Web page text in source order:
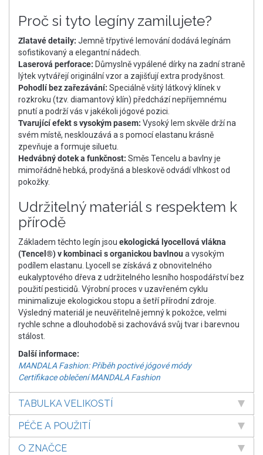
Proč si tyto legíny zamilujete?
Zlatavé detaily: Jemně třpytivé lemování dodává legínám
sofistikovaný a elegantní nádech.
Laserová perforace: Důmyslně vypálené dírky na zadní straně
lýtek vytvářejí originální vzor a zajišťují extra prodyšnost.
Pohodlí bez zařezávání: Speciálně všitý látkový klínek v
rozkroku (tzv. diamantový klín) předchází nepříjemnému
pnutí a podrží vás v jakékoli jógové pozici.
Tvarující efekt s vysokým pasem: Vysoký lem skvěle drží na
svém místě, nesklouzává a s pomocí elastanu krásně
zpevňuje a formuje siluetu.
Hedvábný dotek a funkčnost: Směs Tencelu a bavlny je
mimořádně hebká, prodyšná a bleskově odvádí vlhkost od
pokožky.
Udržitelný materiál s respektem k
přírodě
Základem těchto legín jsou ekologická lyocellová vlákna
(Tencel®) v kombinaci s organickou bavlnou a vysokým
podílem elastanu. Lyocell se získává z obnovitelného
eukalyptového dřeva z udržitelného lesního hospodářství bez
použití pesticidů. Výrobní proces v uzavřeném cyklu
minimalizuje ekologickou stopu a šetří přírodní zdroje.
Výsledný materiál je neuvěřitelně jemný k pokožce, velmi
rychle schne a dlouhodobě si zachovává svůj tvar i barevnou
stálost.
Další informace:
MANDALA Fashion: Příběh poctivé jógové módy
Certifikace oblečení MANDALA Fashion
TABULKA VELIKOSTÍ
PÉČE A POUŽITÍ
O ZNAČCE